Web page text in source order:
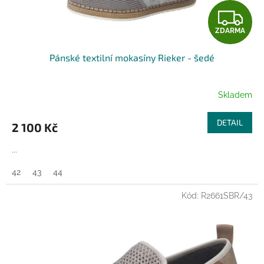
Z
D
R
M
A
ZDARMA
Pánské textilní mokasíny Rieker - šedé
Skladem
2 100 Kč DETAIL
...
42 43 44
Kód: R2661SBR/43